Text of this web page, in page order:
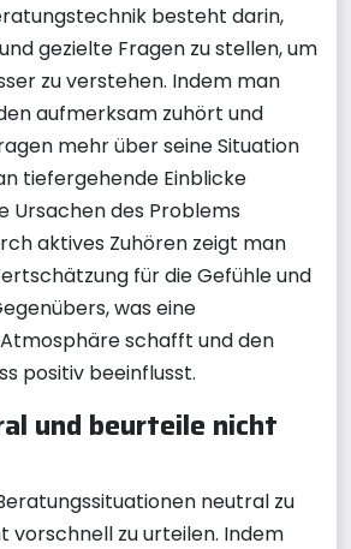
besteht darin,
gezielte Fragen zu stellen, um
zu verstehen. Indem man
aufmerksam zuhört und
mehr über seine Situation
tiefergehende Einblicke
Ursachen des Problems
aktives Zuhören zeigt man
für die Gefühle und
was eine
schafft und den
positiv beeinflusst.
und beurteile nicht
neutral zu
vorschnell zu urteilen. Indem